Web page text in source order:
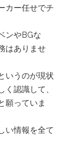
カー任せでチ
ンやBGな
はありませ
いうのが現状
認識して、
願っていま
い情報を全て